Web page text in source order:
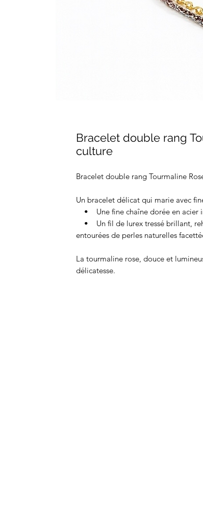
Bracelet double rang
culture
Bracelet double rang Tourmaline
Un bracelet délicat qui marie avec
• Une fine chaîne dorée en acier
• Un fil de lurex tressé brillant,
entourées de perles naturelles
La tourmaline rose, douce et
délicatesse.